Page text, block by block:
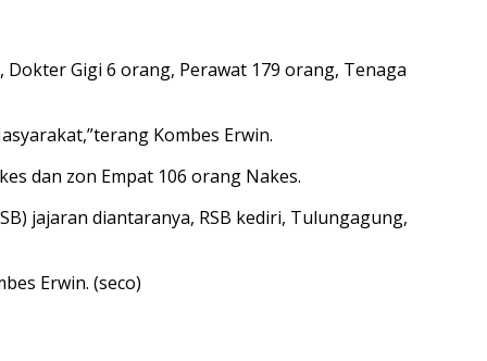
Gigi 6 orang, Perawat 179 orang, Tenaga
Kombes Erwin.
dan zon Empat 106 orang Nakes.
jajaran diantaranya, RSB kediri, Tulungagung,
Erwin. (seco)